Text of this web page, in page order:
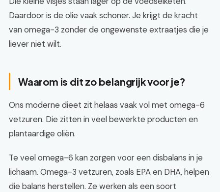
Daardoor is de olie vaak schoner. Je krijgt de kracht
van omega-3 zonder de ongewenste extraatjes die je
liever niet wilt.
Waarom is dit zo belangrijk voor je?
Ons moderne dieet zit helaas vaak vol met omega-6
vetzuren. Die zitten in veel bewerkte producten en
plantaardige oliën.
Te veel omega-6 kan zorgen voor een disbalans in je
lichaam. Omega-3 vetzuren, zoals EPA en DHA, helpen
die balans herstellen. Ze werken als een soort